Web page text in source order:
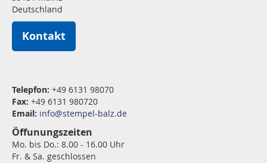
Deutschland
Kontakt
Telepfon: +49 6131 98070
Fax: +49 6131 980720
Email: info@stempel-balz.de
Öffunungszeiten
Mo. bis Do.: 8.00 - 16.00 Uhr
Fr. & Sa. geschlossen